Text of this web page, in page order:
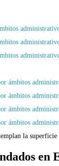
ámbitos
ámbitos
ámbitos
ámbitos
la
en